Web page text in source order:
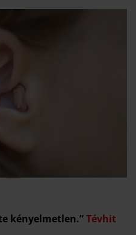
kényelmetlen.”Tévhit